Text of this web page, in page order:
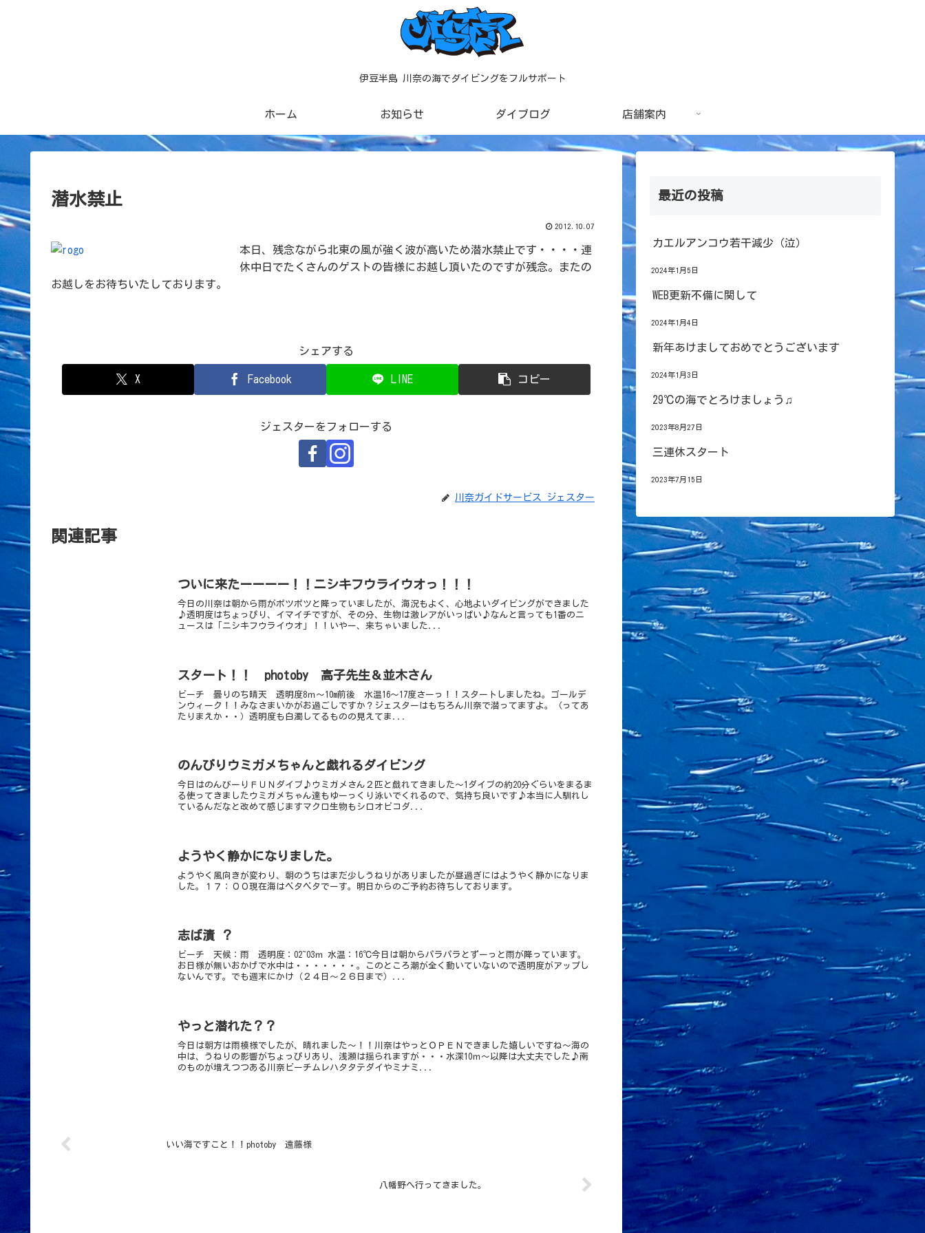
伊豆半島 川奈の海でダイビングをフルサポート
ホーム お知らせ ダイブログ 店舗案内
潜水禁止
2012.10.07
本日、残念ながら北東の風が強く波が高いため潜水禁止です・・・・連
休中日でたくさんのゲストの皆様にお越し頂いたのですが残念。またの
お越しをお待ちいたしております。
シェアする
X Facebook LINE コピー
ジェスターをフォローする
川奈ガイドサービス ジェスター
関連記事
ついに来たーーーー！！ニシキフウライウオっ！！！
今日の川奈は朝から雨がポツポツと降っていましたが、海況もよく、心地よいダイビングができました
♪透明度はちょっぴり、イマイチですが、その分、生物は激レアがいっぱい♪なんと言っても1番のニ
ュースは「ニシキフウライウオ」！！いやー、来ちゃいました...
スタート！！ photoby 高子先生＆並木さん
ビーチ 曇りのち晴天 透明度8ｍ～10m前後 水温16～17度さーっ！！スタートしましたね。ゴールデ
ンウィーク！！みなさまいかがお過ごしですか？ジェスターはもちろん川奈で潜ってますよ。（ってあ
たりまえか・・）透明度も白濁してるものの見えてま...
のんびりウミガメちゃんと戯れるダイビング
今日はのんびーりＦＵＮダイブ♪ウミガメさん２匹と戯れてきました～1ダイブの約20分ぐらいをまるま
る使ってきましたウミガメちゃん達もゆーっくり泳いでくれるので、気持ち良いです♪本当に人馴れし
ているんだなと改めて感じますマクロ生物もシロオビコダ...
ようやく静かになりました。
ようやく風向きが変わり、朝のうちはまだ少しうねりがありましたが昼過ぎにはようやく静かになりま
した。１７：００現在海はベタベタでーす。明日からのご予約お待ちしております。
志ば漬 ？
ビーチ 天候：雨 透明度：02~03ｍ 水温：16℃今日は朝からパラパラとずーっと雨が降っています。
お日様が無いおかげで水中は・・・・・・・。このところ潮が全く動いていないので透明度がアップし
ないんです。でも週末にかけ（２４日～２６日まで）...
やっと潜れた？？
今日は朝方は雨模様でしたが、晴れました～！！川奈はやっとＯＰＥＮできました嬉しいですね～海の
中は、うねりの影響がちょっぴりあり、浅瀬は揺られますが・・・水深10ｍ～以降は大丈夫でした♪南
のものが増えつつある川奈ビーチムレハタタテダイやミナミ...
いい海ですこと！！photoby 遠藤様
八幡野へ行ってきました。
最近の投稿
カエルアンコウ若干減少（泣）
2024年1月5日
WEB更新不備に関して
2024年1月4日
新年あけましておめでとうございます
2024年1月3日
29℃の海でとろけましょう♫
2023年8月27日
三連休スタート
2023年7月15日